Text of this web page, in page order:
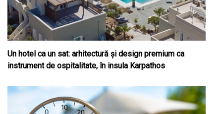
Un hotel ca un sat: arhitectură și design premium ca
instrument de ospitalitate, în insula Karpathos